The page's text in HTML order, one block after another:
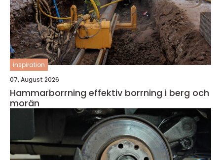
inspiration
07. August 2026
Hammarborrning effektiv borrning i berg och
morän